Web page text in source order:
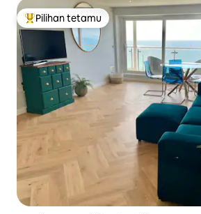
Pilihan utama tetamu
Pilihan tetamu